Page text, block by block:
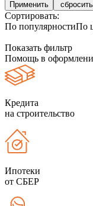
Сортировать:
По популярностиПо
Показать фильтр
Помощь в
Кредита
на строительство
Ипотеки
от СБЕР